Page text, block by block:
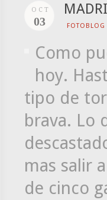
OCT
03 FOTOBLOG
Como
hoy.
tipo de
brava. Lo
mas salir
de cinco